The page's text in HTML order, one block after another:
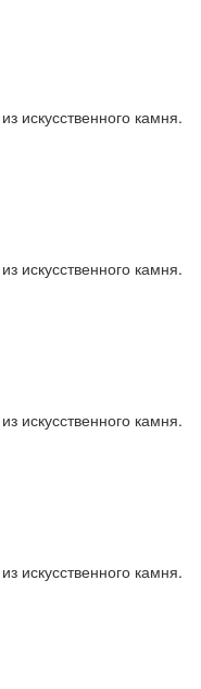
искусственного камня.
искусственного камня.
искусственного камня.
искусственного камня.